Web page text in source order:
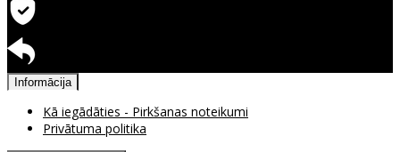
Informācija
Kā iegādāties - Pirkšanas noteikumi
Privātuma politika